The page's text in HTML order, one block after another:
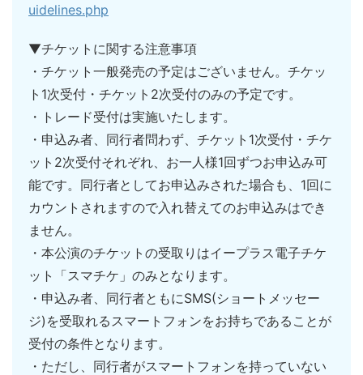
uidelines.php
▼チケットに関する注意事項
・チケット一般発売の予定はございません。チケッ
ト1次受付・チケット2次受付のみの予定です。
・トレード受付は実施いたします。
・申込み者、同行者問わず、チケット1次受付・チケ
ット2次受付それぞれ、お一人様1回ずつお申込み可
能です。同行者としてお申込みされた場合も、1回に
カウントされますので入れ替えてのお申込みはでき
ません。
・本公演のチケットの受取りはイープラス電⼦チケ
ット「スマチケ」のみとなります。
・申込み者、同⾏者ともにSMS(ショートメッセー
ジ)を受取れるスマートフォンをお持ちであることが
受付の条件となります。
・ただし、同行者がスマートフォンを持っていない